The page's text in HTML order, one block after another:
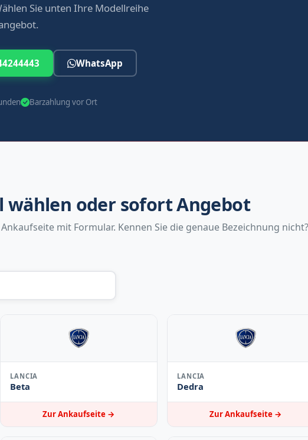
Sie unten Ihre Modellreihe
WhatsApp
Barzahlung vor Ort
oder sofort Angebot
mit Formular. Kennen Sie die genaue Bezeichnung
LANCIA
Beta
Zur Ankaufseite →
LANCIA
Dedra
Zur Ankaufseite →